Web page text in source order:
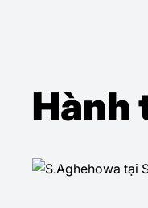
Hành